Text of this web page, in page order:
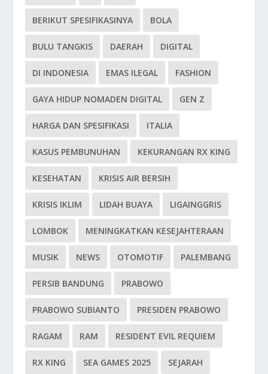
BERIKUT SPESIFIKASINYA BOLA
BULU TANGKIS DAERAH DIGITAL
DI INDONESIA EMAS ILEGAL FASHION
GAYA HIDUP NOMADEN DIGITAL GEN Z
HARGA DAN SPESIFIKASI ITALIA
KASUS PEMBUNUHAN KEKURANGAN RX KING
KESEHATAN KRISIS AIR BERSIH
KRISIS IKLIM LIDAH BUAYA LIGAINGGRIS
LOMBOK MENINGKATKAN KESEJAHTERAAN
MUSIK NEWS OTOMOTIF PALEMBANG
PERSIB BANDUNG PRABOWO
PRABOWO SUBIANTO PRESIDEN PRABOWO
RAGAM RAM RESIDENT EVIL REQUIEM
RX KING SEA GAMES 2025 SEJARAH